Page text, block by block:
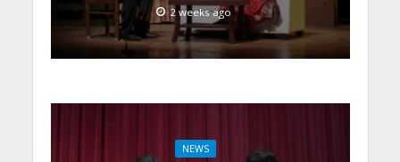
2 weeks ago
NEWS